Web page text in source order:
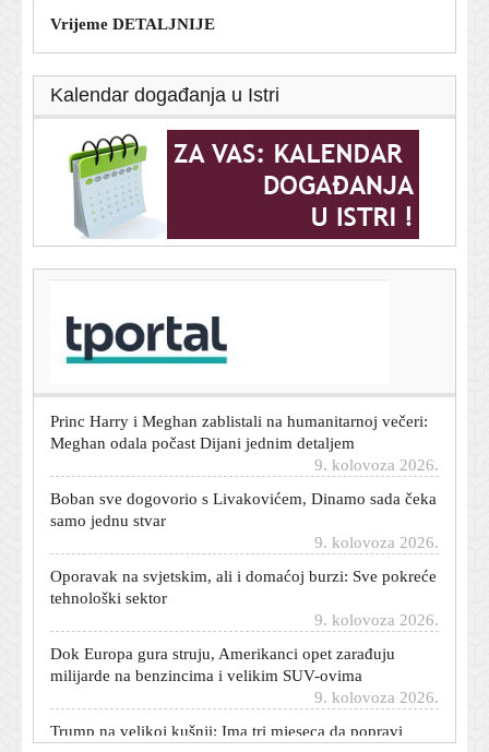
Vrijeme DETALJNIJE
Kalendar događanja u Istri
ADAC roditeljima savjetuje kada ljeti krenuti na put s
bebom: Nije svejedno u koje doba dana vozite
Princ Harry i Meghan zablistali na humanitarnoj večeri:
Meghan odala počast Dijani jednim detaljem
9. kolovoza 2026.
Boban sve dogovorio s Livakovićem, Dinamo sada čeka
samo jednu stvar
Oporavak na svjetskim, ali i domaćoj burzi: Sve pokreće
tehnološki sektor
Dok Europa gura struju, Amerikanci opet zarađuju
milijarde na benzincima i velikim SUV-ovima
9. kolovoza 2026.
Trump na velikoj kušnji: Ima tri mjeseca da popravi
imidž, inače bi mogao izgubiti sve